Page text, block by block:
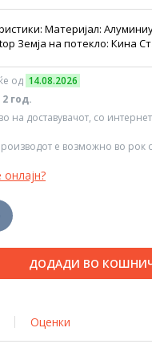
Материјал:
Земја на потекло: Кина
од 14.08.2026
год.
на доставувачот, со
е возможно во рок
ДОДАДИ ВО
Оценки